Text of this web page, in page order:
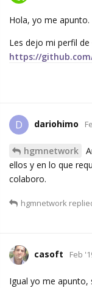
Hola, yo me apunto.
Les dejo mi perfil de
https://
D dariohimo
hgmnetwork
ellos y en lo que
colaboro.
hgmnetwork
casoft Feb
Igual yo me apunto,